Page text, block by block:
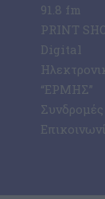
91.8 fm
PRINT
Digital
“ΕΡΜΗΣ”